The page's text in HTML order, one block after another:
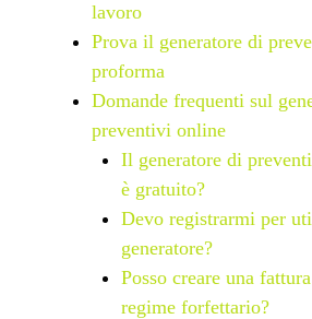
lavoro
Prova il generatore di
proforma
Domande frequenti sul
preventivi online
Il generatore di
è gratuito?
Devo registrarmi per
generatore?
Posso creare una
regime forfettario?